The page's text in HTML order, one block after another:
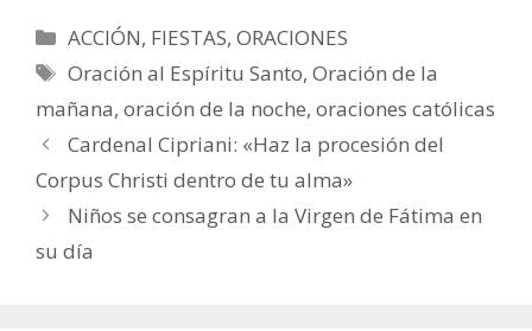
Categorías
ACCIÓN, FIESTAS,ORACIONES
Etiquetas
Oración al Espíritu Santo,Oración de la
mañana, oración de la noche, oraciones católicas
Cardenal Cipriani: «Haz la procesión del
Corpus Christi dentro de tu alma»
Niños se consagran a la Virgen de Fátima en
su día